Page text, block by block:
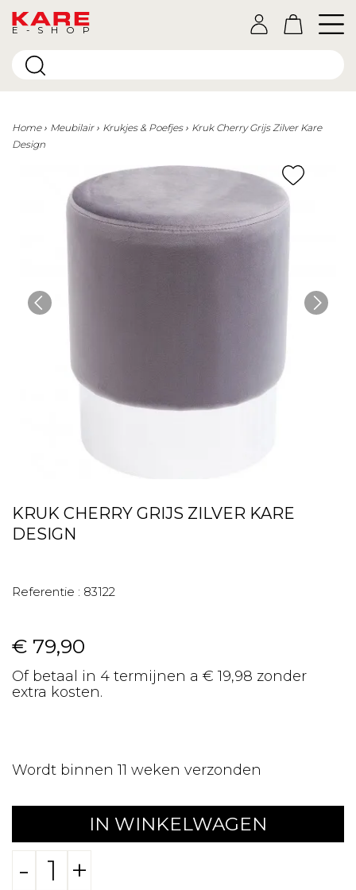
E-SHOP
Home Meubilair Krukjes & Poefjes
Kruk Cherry Grijs Zilver Kare
Design
KRUK CHERRY GRIJS ZILVER KARE
DESIGN
Referentie : 83122
€ 79,90
Of betaal in 4 termijnen a € 19,98 zonder
extra kosten.
Wordt binnen 11 weken verzonden
IN WINKELWAGEN
- +